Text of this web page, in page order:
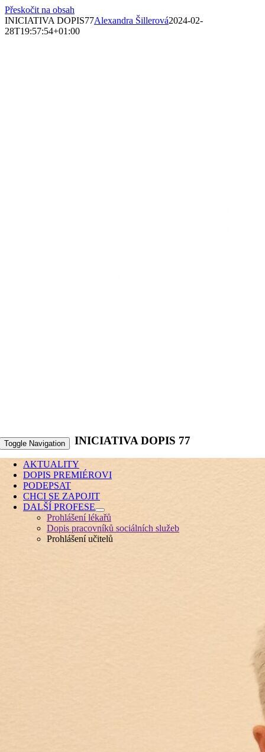
Přeskočit na obsah
Toggle Navigation
AKTUALITY
DOPIS PREMIÉROVI
PODEPSAT
CHCI SE ZAPOJIT
DALŠÍ PROFESE
Prohlášení lékařů
Dopis pracovníků sociálních služeb
Prohlášení učitelů
INICIATIVA DOPIS77Alexandra Šillerová2024-02-
28T19:57:54+01:00
INICIATIVA DOPIS 77